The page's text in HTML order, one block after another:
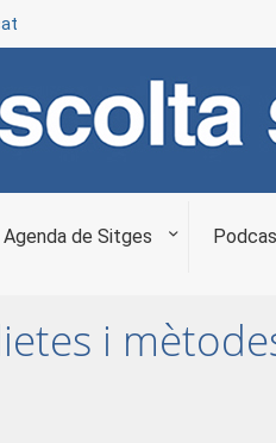
Agenda de Sitges
i